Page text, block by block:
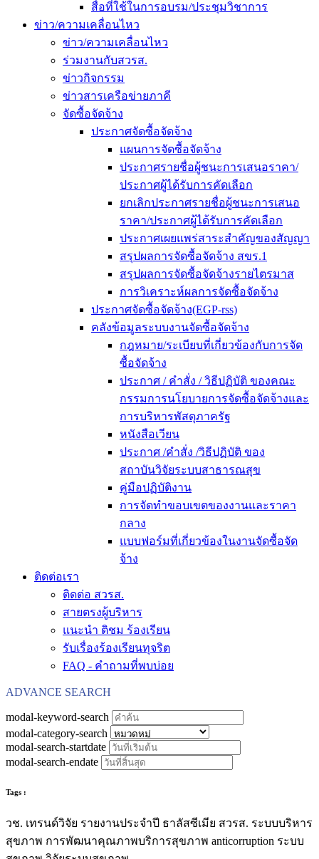
สื่อที่ใช้ในการอบรม/ประชุมวิชาการ
ข่าว/ความเคลื่อนไหว
ข่าว/ความเคลื่อนไหว
ร่วมงานกับสวรส.
ข่าวกิจกรรม
ข่าวสารเครือข่ายภาคี
จัดซื้อจัดจ้าง
ประกาศจัดซื้อจัดจ้าง
แผนการจัดซื้อจัดจ้าง
ประกาศรายชื่อผู้ชนะการเสนอราคา/
ประกาศผู้ได้รับการคัดเลือก
ยกเลิกประกาศรายชื่อผู้ชนะการเสนอ
ราคา/ประกาศผู้ได้รับการคัดเลือก
ประกาศเผยแพร่สาระสำคัญของสัญญา
สรุปผลการจัดซื้อจัดจ้าง สขร.1
สรุปผลการจัดซื้อจัดจ้างรายไตรมาส
การวิเคราะห์ผลการจัดซื้อจัดจ้าง
ประกาศจัดซื้อจัดจ้าง(EGP-rss)
คลังข้อมูลระบบงานจัดซื้อจัดจ้าง
กฎหมาย/ระเบียบที่เกี่ยวข้องกับการจัด
ซื้อจัดจ้าง
ประกาศ / คำสั่ง / วิธีปฏิบัติ ของคณะ
กรรมการนโยบายการจัดซื้อจัดจ้างและ
การบริหารพัสดุภาครัฐ
หนังสือเวียน
ประกาศ /คำสั่ง /วิธีปฏิบัติ ของ
สถาบันวิจัยระบบสาธารณสุข
คู่มือปฏิบัติงาน
การจัดทำขอบเขตของงานและราคา
กลาง
แบบฟอร์มที่เกี่ยวข้องในงานจัดซื้อจัด
จ้าง
ติดต่อเรา
ติดต่อ สวรส.
สายตรงผู้บริหาร
แนะนำ ติชม ร้องเรียน
รับเรื่องร้องเรียนทุจริต
FAQ - คำถามที่พบบ่อย
ADVANCE SEARCH
modal-keyword-search
modal-category-search
modal-search-startdate
modal-search-endate
Tags :
วช. เทรนด์วิจัย รายงานประจำปี ธาลัสซีเมีย สวรส. ระบบบริหาร
สุขภาพ การพัฒนาคุณภาพบริการสุขภาพ anticorruption ระบบ